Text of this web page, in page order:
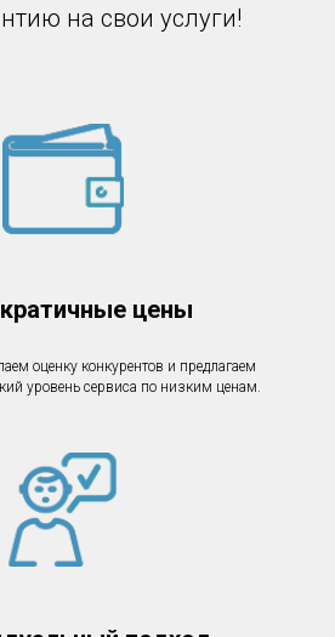
на свои услуги!
цены
оценку конкурентов и предлагаем
уровень сервиса по низким ценам.